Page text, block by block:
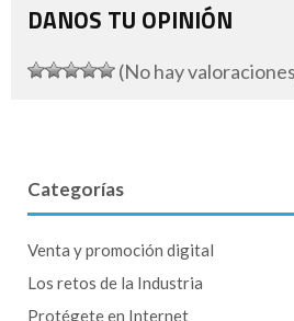
DANOS TU OPINIÓN
(No hay
Categorías
Venta y promoción digital
Los retos de la Industria
Protégete en Internet